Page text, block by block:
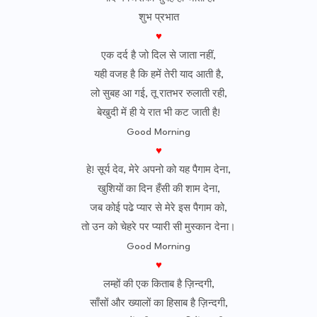
शुभ प्रभात
♥
एक दर्द है जो दिल से जाता नहीं,
यही वजह है कि हमें तेरी याद आती है,
लो सुबह आ गई, तू रातभर रुलाती रही,
बेखुदी में ही ये रात भी कट जाती है!
Good Morning
♥
हे! सूर्य देव, मेरे अपनो को यह पैगाम देना,
खुशियों का दिन हँसी की शाम देना,
जब कोई पढे प्यार से मेरे इस पैगाम को,
तो उन को चेहरे पर प्यारी सी मुस्कान देना।
Good Morning
♥
लम्हों की एक किताब है ज़िन्दगी,
साँसों और ख्यालों का हिसाब है ज़िन्दगी,